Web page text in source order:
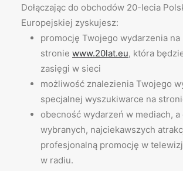
Dołączając do obchodów 20-lecia
Europejskiej zyskujesz:
promocję Twojego wydarzenia na
stronie www.20lat.eu, która
zasięgi w sieci
możliwość znalezienia Twojego
specjalnej wyszukiwarce na
obecność wydarzeń w mediach, a
wybranych, najciekawszych
profesjonalną promocję w
w radiu.